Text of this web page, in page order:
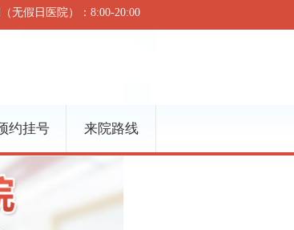
无假日医院）：8:00-20:00
约挂号 来院路线